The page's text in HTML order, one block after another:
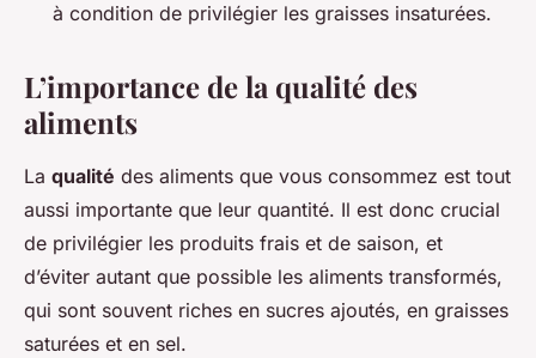
à condition de privilégier les graisses insaturées.
L’importance de la qualité des
aliments
La qualité des aliments que vous consommez est tout
aussi importante que leur quantité. Il est donc crucial
de privilégier les produits frais et de saison, et
d’éviter autant que possible les aliments transformés,
qui sont souvent riches en sucres ajoutés, en graisses
saturées et en sel.